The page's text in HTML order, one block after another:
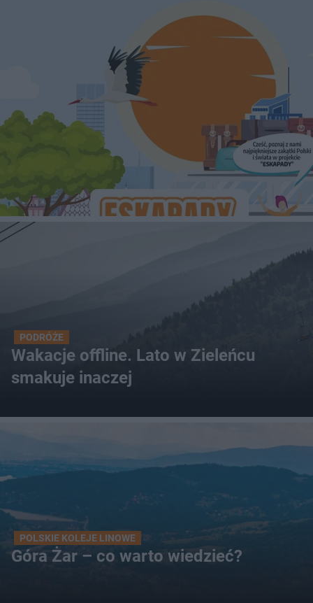
PODRÓŻE
Wakacje offline. Lato w Zieleńcu
smakuje inaczej
POLSKIE KOLEJE LINOWE
Góra Żar – co warto wiedzieć?